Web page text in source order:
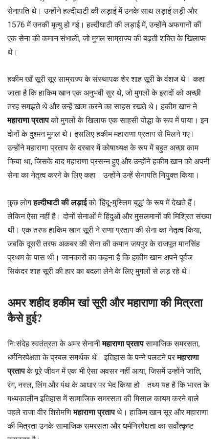
सेनापति थे। उन्होंने हल्दीघाटी की लड़ाई में उनके साथ लड़ाई लड़ी और
1576 में उनकी मृत्यु हो गई। हल्दीघाटी की लड़ाई में, उन्होंने अफगानों की
एक सेना की कमान संभाली, जो मुगल साम्राज्य की बढ़ती शक्ति के खिलाफ
थे।
हकीम खाँ सूरी सूर साम्राज्य के संस्थापक शेर शाह सूरी के वंशज थे। कहा
जाता है कि हाकिम खान एक अनुभवी सुर थे, जो मुगलों के इरादों को अच्छी
तरह समझते थे और उन्हें खत्म करने का साहस रखते थे। हकीम खान ने
महाराणा प्रतापको मुगलों के खिलाफ एक साहसी योद्धा के रूप में पाया। इन
दोनों के दुश्मन मुगल थे। इसलिए हकीम महाराणा प्रताप से मिलने गए।
उन्होंने महाराणा प्रताप के दरबार में कोषाध्यक्ष के रूप में बहुत अच्छा काम
किया था, जिसके बाद महाराणा प्रसन्न हुए और उन्होंने हकीम खान को अपनी
सेना का नेतृत्व करने के लिए कहा। उन्होंने उन्हें सेनापति नियुक्त किया।
कुछ लोगहल्दीघाटी की लड़ाईको ‘हिंदू-मुस्लिम युद्ध’ के रूप में देखते हैं।
लेकिन ऐसा नहीं है। दोनों सेनाओं में हिंदुओं और मुसलमानों की मिश्रित संख्या
थी। एक तरफ हाकिम खान सूरी ने राणा प्रताप की सेना का नेतृत्व किया,
जबकि दूसरी तरफ अकबर की सेना की कमान जयपुर के राजपूत मानसिंह
प्रथम के पास थी। जानकारों का कहना है कि हकीम खान अपने पूर्वज
सिकंदर शाह सूरी की हार का बदला लेने के लिए मुगलों से लड़ रहे थे।
अमर शहीद हकीम खां सूरी और महाराणा की मित्रता
कैसे हुई?
निःसंदेह स्वतंत्रता के अमर सेनानीमहाराणा प्रतापसामाजिक समरसता,
धर्मनिरपेक्षता के प्रबल समर्थक थे। इतिहास के पन्ने पलटने परमहाराणा
प्रतापके पूरे जीवन में एक भी ऐसा अवसर नहीं आया, जिसमें उन्होंने जाति,
रंग, नस्ल, लिंग और पंथ के आधार पर भेद किया हो। तथ्य यह है कि भारत के
मध्यकालीन इतिहास में सामाजिक समरसता की मिसाल कायम करने वाले
पहले राजा वीर शिरोमणिमहाराणा प्रतापथे। हाकिम खान सूर और महाराणा
की मित्रता उनके सामाजिक समरसता और धर्मनिरपेक्षता का सर्वोत्कृष्ट